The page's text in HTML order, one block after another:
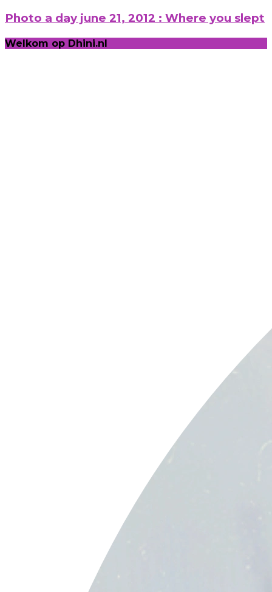
Photo a day june 21, 2012 : Where you slept
Welkom op Dhini.nl